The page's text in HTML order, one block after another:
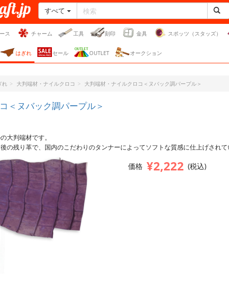
ト・
すべて
ス チャーム 工具 刻印 金具 スポッツ（スタッズ）
はぎれ セール OUTLET オークション
れ 大判端材・ナイルクロコ 大判端材・ナイルクロコ＜ヌバック調パープル＞
＜ヌバック調パープル＞
大判端材です。
の残り革で、国内のこだわりのタンナーによってソフトな質感に仕上げされて
価格 ¥2,222 (税込)